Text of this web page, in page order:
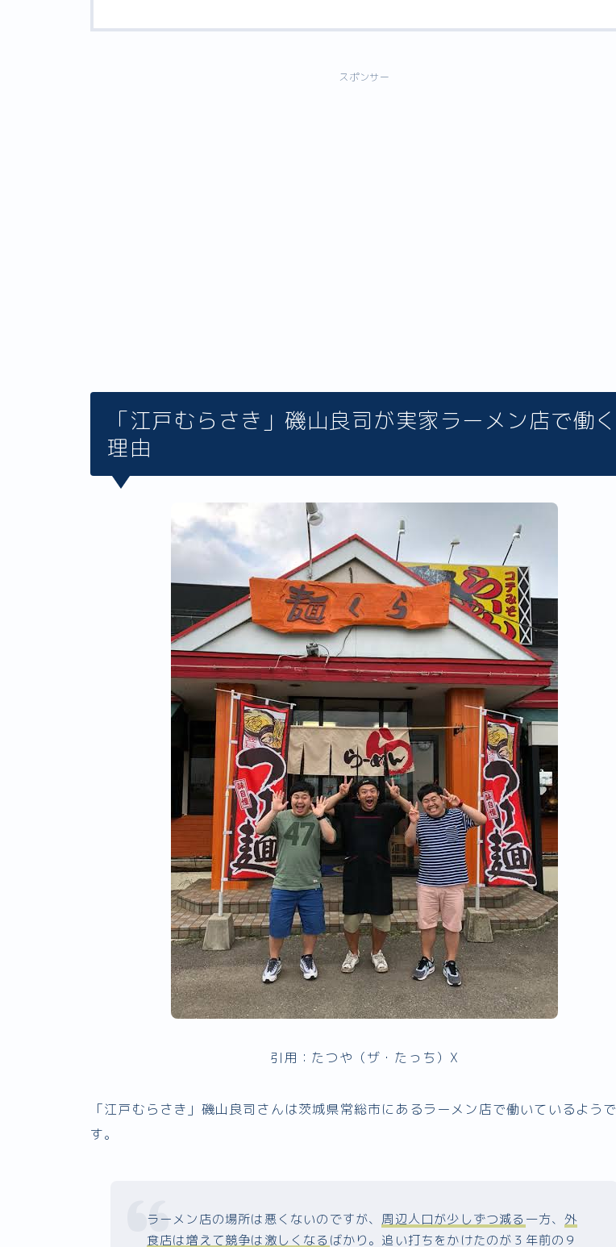
スポンサー
「江戸むらさき」磯山良司が実家ラーメン店で働く
理由
引用：たつや（ザ・たっち）X
「江戸むらさき」磯山良司さんは茨城県常総市にあるラーメン店で働いているようで
す。
ラーメン店の場所は悪くないのですが、 周辺人口が少しずつ減る 一方、外
食店は増えて競争は激しくなる ばかり。追い打ちをかけたのが３年前の９